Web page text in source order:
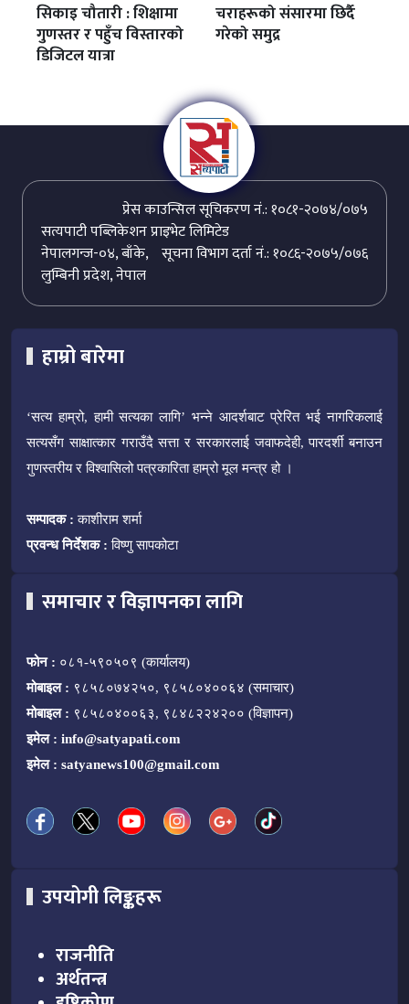
सिकाइ चौतारी : शिक्षामा
गुणस्तर र पहुँच विस्तारको
डिजिटल यात्रा
चराहरूको संसारमा छिर्दै
गरेको समुद्र
प्रेस काउन्सिल सूचिकरण नं.: १०८१-२०७४/०७५
सत्यपाटी पब्लिकेशन प्राइभेट लिमिटेड
सूचना विभाग दर्ता नं.: १०८६-२०७५/०७६
नेपालगन्ज-०४, बाँके,
लुम्बिनी प्रदेश, नेपाल
हाम्रो बारेमा
‘सत्य हाम्रो, हामी सत्यका लागि’ भन्ने आदर्शबाट प्रेरित भई नागरिकलाई
सत्यसँग साक्षात्कार गराउँदै सत्ता र सरकारलाई जवाफदेही, पारदर्शी बनाउन
गुणस्तरीय र विश्वासिलो पत्रकारिता हाम्रो मूल मन्त्र हो ।
सम्पादक : काशीराम शर्मा
प्रवन्ध निर्देशक : विष्णु सापकोटा
समाचार र विज्ञापनका लागि
फोन : ०८१-५९०५०९ (कार्यालय)
मोबाइल : ९८५८०७४२५०, ९८५८०४००६४ (समाचार)
मोबाइल : ९८५८०४००६३, ९८४८२२४२०० (विज्ञापन)
इमेल : info@satyapati.com
इमेल : satyanews100@gmail.com
उपयोगी लिङ्कहरू
राजनीति
अर्थतन्त्र